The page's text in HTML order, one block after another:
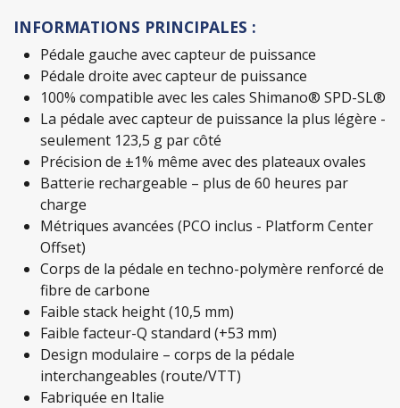
INFORMATIONS PRINCIPALES :
Pédale gauche avec capteur de puissance
Pédale droite avec capteur de puissance
100% compatible avec les cales Shimano® SPD-SL®
La pédale avec capteur de puissance la plus légère -
seulement 123,5 g par côté
Précision de ±1% même avec des plateaux ovales
Batterie rechargeable – plus de 60 heures par
charge
Métriques avancées (PCO inclus - Platform Center
Offset)
Corps de la pédale en techno-polymère renforcé de
fibre de carbone
Faible stack height (10,5 mm)
Faible facteur-Q standard (+53 mm)
Design modulaire – corps de la pédale
interchangeables (route/VTT)
Fabriquée en Italie